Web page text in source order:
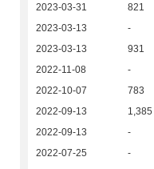
2023-03-31 821
2023-03-13
-
2023-03-13
931
2022-11-08
-
2022-10-07
783
2022-09-13
1,385
2022-09-13
-
2022-07-25
-